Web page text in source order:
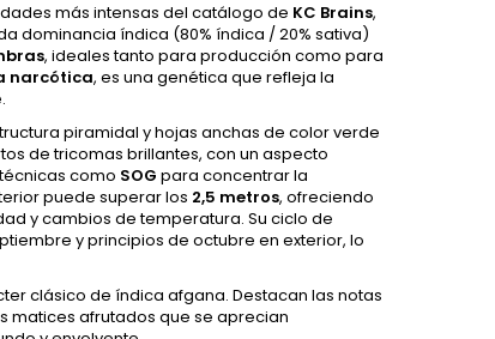
más intensas del catálogo de KC Brains,
dominancia índica (80% índica / 20% sativa)
, ideales tanto para producción como para
narcótica, es una genética que refleja la
piramidal y hojas anchas de color verde
de tricomas brillantes, con un aspecto
como SOG para concentrar la
puede superar los 2,5 metros, ofreciendo
y cambios de temperatura. Su ciclo de
y principios de octubre en exterior, lo
clásico de índica afgana. Destacan las notas
matices afrutados que se aprecian